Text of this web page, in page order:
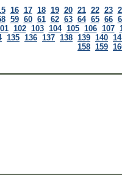
16 17 18 19 20 21 22 23
59 60 61 62 63 64 65 66
102 103 104 105 106 107
135 136 137 138 139 140
158 159